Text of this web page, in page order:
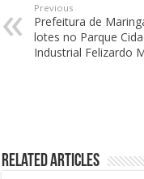
Previous
Prefeitura de
lotes no Parque
Industrial Felizardo
Related Articles